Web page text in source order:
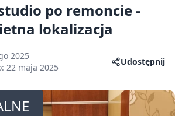
po remoncie -
lokalizacja
2025
22 maja 2025
Udostępnij